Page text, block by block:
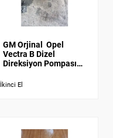
GM Orjinal
Vectra B Dizel
Direksiyon Pompası
İkinci El